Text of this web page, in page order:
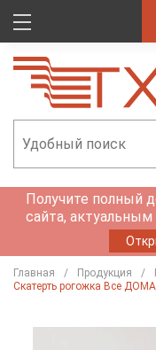
Получите полный
сайта,
Главная Продукция
Скатерть рогожка Все